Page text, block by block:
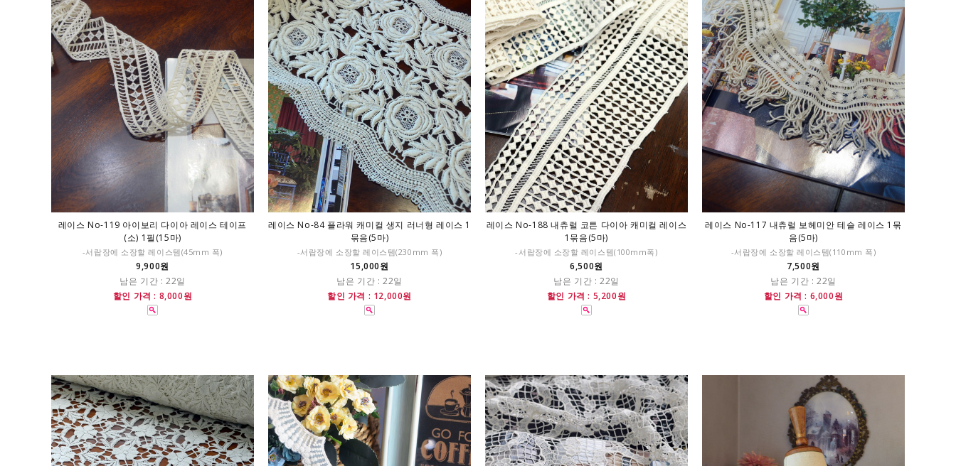
레이스 No-119 아이보리 다이아 레이스 테이프
(소) 1필(15마)
-서랍장에 소장할 레이스템(45mm 폭)
9,900원
남은 기간 : 22일
할인 가격 : 8,000원
레이스 No-84 플라워 캐미컬 생지 러너형 레이스 1
묶음(5마)
-서랍장에 소장할 레이스템(230mm 폭)
15,000원
남은 기간 : 22일
할인 가격 : 12,000원
레이스 No-188 내츄럴 코튼 다이아 캐미컬 레이스
1묶음(5마)
-서랍장에 소장할 레이스템(100mm폭)
6,500원
남은 기간 : 22일
할인 가격 : 5,200원
레이스 No-117 내츄럴 보헤미안 테슬 레이스 1묶
음(5마)
-서랍장에 소장할 레이스템(110mm 폭)
7,500원
남은 기간 : 22일
할인 가격 : 6,000원